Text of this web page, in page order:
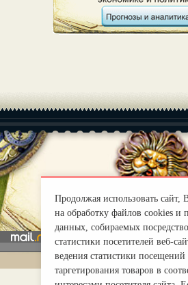
|
Продолжая использовать сайт,
на обработку файлов cookies и
данных, собираемых
статистики посетителей веб-
ведения статистики посещений
таргетирования товаров в